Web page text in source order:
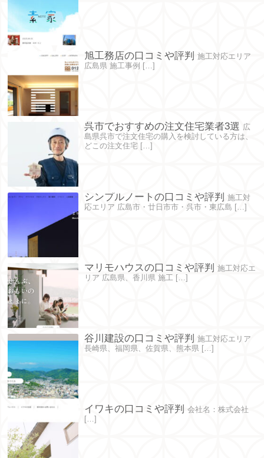
旭工務店の口コミや評判
施工対応エリア
広島県 施工事例 […]
呉市でおすすめの注文住宅業者3選 広
島県呉市で注文住宅の購入を検討している方は、
どこの注文住宅 […]
シンプルノートの口コミや評判
施工対
応エリア 広島市・廿日市市・呉市・東広島 […]
マリモハウスの口コミや評判
施工対応エ
リア 広島県、香川県 施工 […]
谷川建設の口コミや評判
施工対応エリア
長崎県、福岡県、佐賀県、熊本県 […]
イワキの口コミや評判
会社名：株式会社
[…]